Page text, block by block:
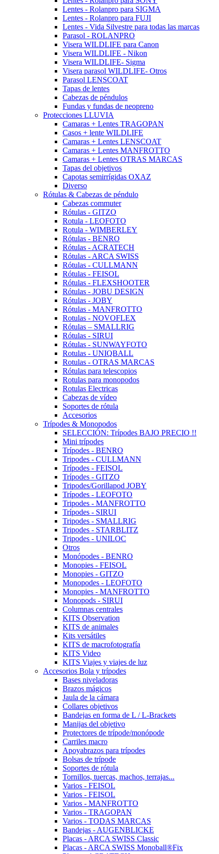
Lentes - Rolanpro para SIGMA
Lentes - Rolanpro para FUJI
Lentes - Vida Silvestre para todas las marcas
Parasol - ROLANPRO
Visera WILDLIFE para Canon
Visera WILDLIFE - Nikon
Visera WILDLIFE- Sigma
Visera parasol WILDLIFE- Otros
Parasol LENSCOAT
Tapas de lentes
Cabezas de péndulos
Fundas y fundas de neopreno
Protecciones LLUVIA
Camaras + Lentes TRAGOPAN
Casos + lente WILDLIFE
Camaras + Lentes LENSCOAT
Camaras + Lentes MANFROTTO
Camaras + Lentes OTRAS MARCAS
Tapas del objetivos
Capotas semirrígidas OXAZ
Diverso
Rótulas & Cabezas de péndulo
Cabezas commuter
Rótulas - GITZO
Rotula - LEOFOTO
Rotula - WIMBERLEY
Rótulas - BENRO
Rótulas - ACRATECH
Rótulas - ARCA SWISS
Rótulas - CULLMANN
Rótulas - FEISOL
Rótulas - FLEXSHOOTER
Rótulas - JOBU DESIGN
Rótulas - JOBY
Rótulas - MANFROTTO
Rotulas - NOVOFLEX
Rótulas – SMALLRIG
Rótulas - SIRUI
Rótulas - SUNWAYFOTO
Rotulas - UNIQBALL
Rotulas - OTRAS MARCAS
Rótulas para telescopios
Rotulas para monopodos
Rotulas Electricas
Cabezas de vídeo
Soportes de rótula
Accesorios
Trípodes & Monopodos
SELECCIÓN: Trípodes BAJO PRECIO !!
Mini trípodes
Trípodes - BENRO
Tripodes - CULLMANN
Trípodes - FEISOL
Trípodes - GITZO
Tripodes/Gorillapod JOBY
Trípodes - LEOFOTO
Tripodes - MANFROTTO
Trípodes - SIRUI
Tripodes - SMALLRIG
Tripodes - STARBLITZ
Tripodes - UNILOC
Otros
Monópodes - BENRO
Monopies - FEISOL
Monopies - GITZO
Monopodes - LEOFOTO
Monopies - MANFROTTO
Monopods - SIRUI
Columnas centrales
KITS Observation
KITS de animales
Kits versátiles
KITS de macrofotografía
KITS Video
KITS Viajes y viajes de luz
Accesorios Bola y trípodes
Bases niveladoras
Brazos mágicos
Jaula de la cámara
Collares objetivos
Bandejas en forma de L / L-Brackets
Manijas del objetivo
Protectores de trípode/monópode
Carriles macro
Apoyabrazos para trípodes
Bolsas de trípode
Soportes de rótula
Tornillos, tuercas, machos, terrajas...
Varios - FEISOL
Varios - FEISOL
Varios - MANFROTTO
Varios - TRAGOPAN
Varios - TODAS MARCAS
Bandejas - AUGENBLICKE
Placas - ARCA SWISS Classic
Placas - ARCA SWISS Monoball®Fix